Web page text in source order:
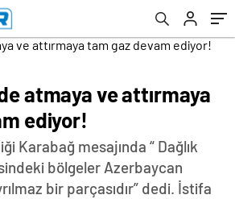
atmaya ve attırmaya
ediyor!
Karabağ mesajında “ Dağlık
bölgeler Azerbaycan
bir parçasıdır” dedi. İstifa